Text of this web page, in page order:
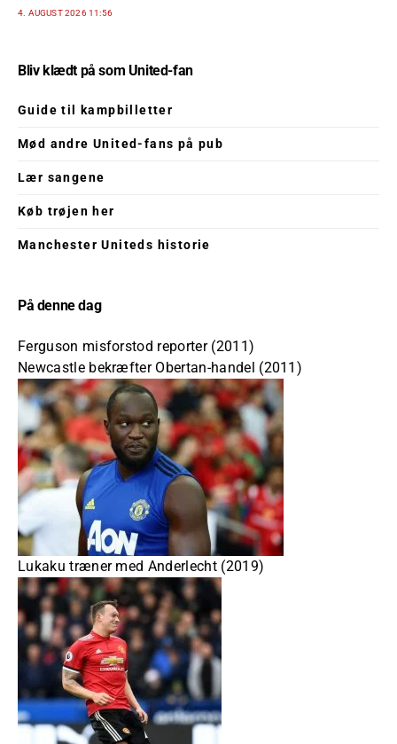
4. AUGUST 2026 11:56
Bliv klædt på som United-fan
Guide til kampbilletter
Mød andre United-fans på pub
Lær sangene
Køb trøjen her
Manchester Uniteds historie
På denne dag
Ferguson misforstod reporter (2011)
Newcastle bekræfter Obertan-handel (2011)
Lukaku træner med Anderlecht (2019)